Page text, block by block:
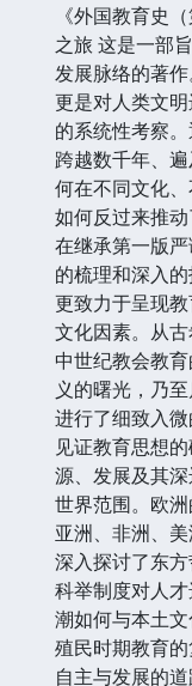
《外国教育史
之旅 这是一部
发展脉络的著
更是对人类文
的系统性考察
跨越数千年、
何在不同文化
如何反过来推
在继承第一版
的梳理和深入
更致力于呈现
文化因素。从
中世纪教会教
义的曙光，乃
进行了细致入
见证教育思想
源、发展及其
世界范围。欧
亚洲、非洲、
深入探讨了东
科举制度对人
潮如何与本土
殖民时期教育
自主与发展的